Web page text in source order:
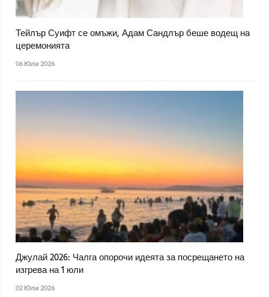
Тейлър Суифт се омъжи, Адам Сандлър беше водещ на
церемонията
06 Юли 2026
Джулай 2026: Чалга опорочи идеята за посрещането на
изгрева на 1 юли
02 Юли 2026